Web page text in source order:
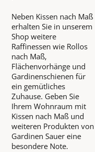
Neben Kissen nach Maß
erhalten Sie in unserem
Shop weitere
Raffinessen wie Rollos
nach Maß,
Flächenvorhänge und
Gardinenschienen für
ein gemütliches
Zuhause. Geben Sie
Ihrem Wohnraum mit
Kissen nach Maß und
weiteren Produkten von
Gardinen Sauer eine
besondere Note.